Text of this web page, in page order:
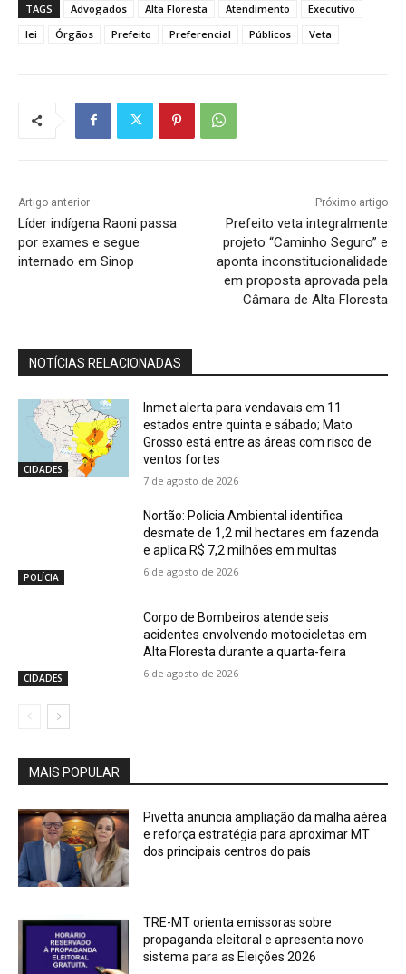
TAGS
Advogados Alta Floresta Atendimento
Executivo
lei
Órgãos Prefeito Preferencial Públicos Veta
Artigo anterior
Líder indígena Raoni passa
por exames e segue
internado em Sinop
Próximo artigo
Prefeito veta integralmente
projeto “Caminho Seguro” e
aponta inconstitucionalidade
em proposta aprovada pela
Câmara de Alta Floresta
NOTÍCIAS RELACIONADAS
CIDADES
Inmet alerta para vendavais em 11
estados entre quinta e sábado; Mato
Grosso está entre as áreas com risco de
ventos fortes
7 de agosto de 2026
POLÍCIA
Nortão: Polícia Ambiental identifica
desmate de 1,2 mil hectares em fazenda
e aplica R$ 7,2 milhões em multas
6 de agosto de 2026
CIDADES
Corpo de Bombeiros atende seis
acidentes envolvendo motocicletas em
Alta Floresta durante a quarta-feira
6 de agosto de 2026
MAIS POPULAR
Pivetta anuncia ampliação da malha aérea
e reforça estratégia para aproximar MT
dos principais centros do país
TRE-MT orienta emissoras sobre
propaganda eleitoral e apresenta novo
sistema para as Eleições 2026